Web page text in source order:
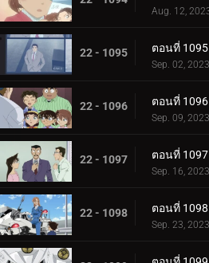
Aug. 12,
22 - 1095
Sep. 02, 2023
22 - 1096
Sep. 09, 2023
22 - 1097
Sep. 16, 2023
22 - 1098
Sep. 23, 2023